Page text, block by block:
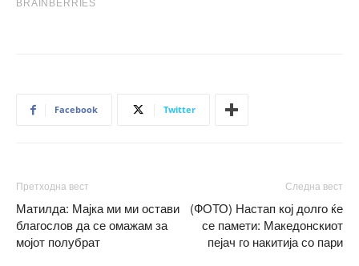
Facebook Twitter
Претходна вест
Матилда: Мајка ми ми остави
благослов да се омажам за
мојот полубрат
Следна вест
(ФОТО) Настап кој долго ќе
се памети: Македонскиот
пејач го накитија со пари